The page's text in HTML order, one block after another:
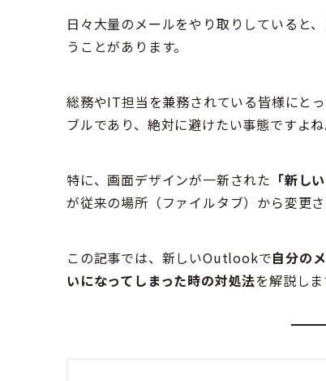
日々大量のメールをやり取りしていると
うことがあります。
総務やIT担当を兼務されている皆様にと
ブルであり、絶対に避けたい事態ですよね
特に、画面デザインが一新された 「新し
が従来の場所（ファイルタブ）から変更さ
この記事では、新しいOutlookで自分の
いになってしまった時の対処法を解説しま